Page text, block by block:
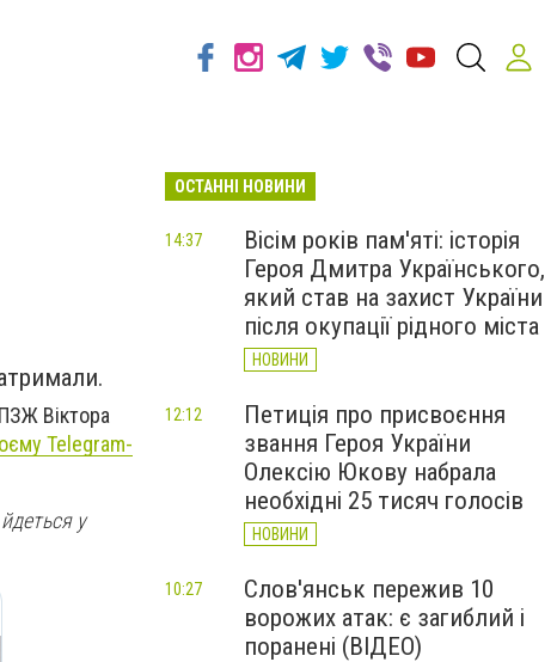
Віктора
Telegram-
у
ОСТАННІ НОВИНИ
Вісім років пам'яті: історія
Героя Дмитра Українського,
який став на захист України
після окупації рідного міста
НОВИНИ
14:37
Петиція про присвоєння
звання Героя України
Олексію Юкову набрала
необхідні 25 тисяч голосів
НОВИНИ
12:12
Слов'янськ пережив 10
ворожих атак: є загиблий і
поранені (ВІДЕО)
10:27